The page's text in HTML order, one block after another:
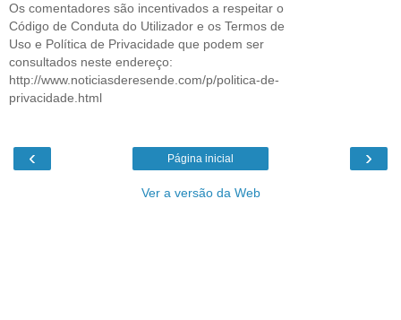
Os comentadores são incentivados a respeitar o
Código de Conduta do Utilizador e os Termos de
Uso e Política de Privacidade que podem ser
consultados neste endereço:
http://www.noticiasderesende.com/p/politica-de-
privacidade.html
‹ ›
Página inicial
Ver a versão da Web